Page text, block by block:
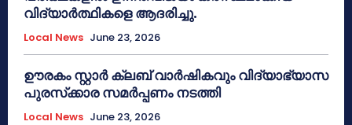
വിദ്യാർത്ഥികളെ ആദരിച്ചു.
Local News June 23, 2026
ഊരകം സ്റ്റാർ ക്ലബ് വാർഷികവും വിദ്യാഭ്യാസ
പുരസ്‌ക്കാര സമർപ്പണം നടത്തി
Local News June 23, 2026